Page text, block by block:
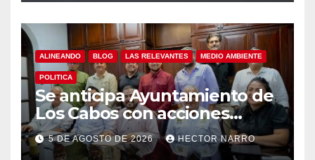
ALINEANDO BLOG LAS RELEVANTES MEDIO AMBIENTE
POLITICA
Se anticipa Ayuntamiento de
Los Cabos con acciones
preventivas ante lluvias en el
centro histórico
5 DE AGOSTO DE 2026 HECTOR NARRO